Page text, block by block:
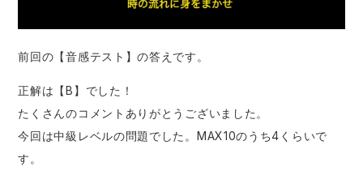
前回の【音感テスト】の答えです。
正解は【B】でした！
たくさんのコメントありがとうございました。
今回は中級レベルの問題でした。MAX10のうち4くらいで
す。